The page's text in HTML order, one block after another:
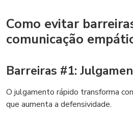
Como evitar
comunicação
Barreiras #1:
O julgamento rápido transforma
que aumenta a defensividade.